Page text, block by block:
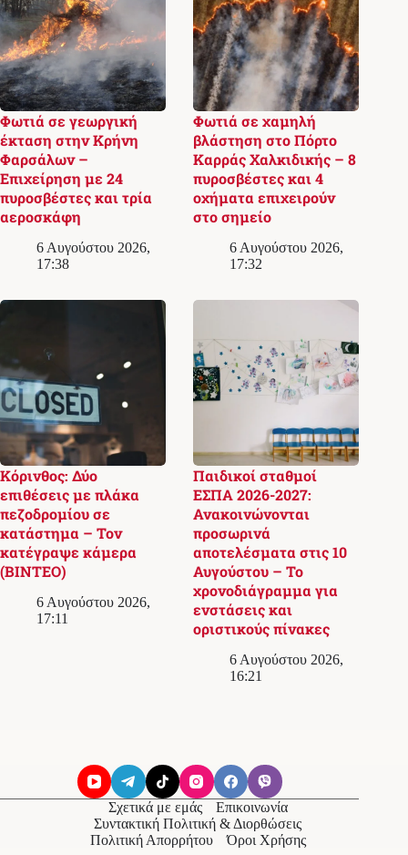
Φωτιά σε γεωργική
έκταση στην Κρήνη
Φαρσάλων –
Επιχείρηση με 24
πυροσβέστες και τρία
αεροσκάφη
6 Αυγούστου 2026,
17:38
Φωτιά σε χαμηλή
βλάστηση στο Πόρτο
Καρράς Χαλκιδικής – 8
πυροσβέστες και 4
οχήματα επιχειρούν
στο σημείο
6 Αυγούστου 2026,
17:32
Κόρινθος: Δύο
επιθέσεις με πλάκα
πεζοδρομίου σε
κατάστημα – Τον
κατέγραψε κάμερα
(ΒΙΝΤΕΟ)
6 Αυγούστου 2026,
17:11
Παιδικοί σταθμοί
ΕΣΠΑ 2026-2027:
Ανακοινώνονται
προσωρινά
αποτελέσματα στις 10
Αυγούστου – Το
χρονοδιάγραμμα για
ενστάσεις και
οριστικούς πίνακες
6 Αυγούστου 2026,
16:21
Σχετικά με εμάς
Επικοινωνία
Συντακτική Πολιτική & Διορθώσεις
Πολιτική Απορρήτου
Όροι Χρήσης